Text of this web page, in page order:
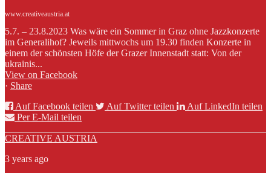
www.creativeaustria.at
5.7. – 23.8.2023 Was wäre ein Sommer in Graz ohne Jazzkonzerte
im Generalihof? Jeweils mittwochs um 19.30 finden Konzerte in
einem der schönsten Höfe der Grazer Innenstadt statt: Von der
ukrainis...
View on Facebook
· Share
Auf Facebook teilen
Auf Twitter teilen
Auf LinkedIn teilen
Per E-Mail teilen
CREATIVE AUSTRIA
3 years ago